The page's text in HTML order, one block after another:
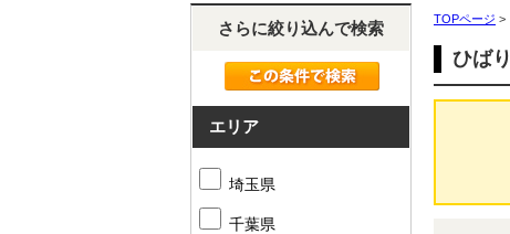
TOPページ >
ひば
さらに絞り込んで検索
エリア
埼玉県
千葉県